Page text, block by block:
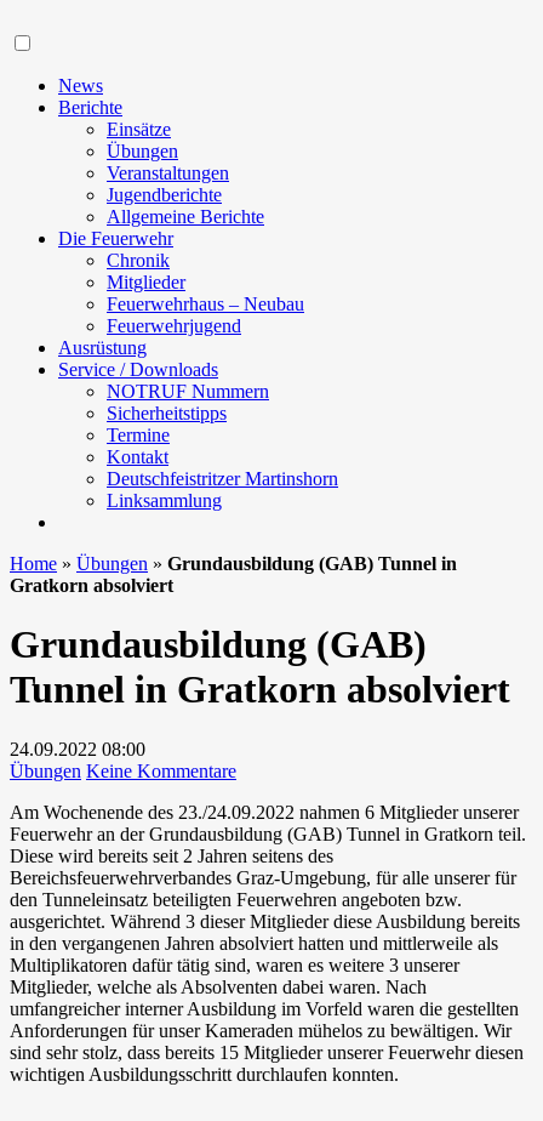
News
Berichte
Einsätze
Übungen
Veranstaltungen
Jugendberichte
Allgemeine Berichte
Die Feuerwehr
Chronik
Mitglieder
Feuerwehrhaus – Neubau
Feuerwehrjugend
Ausrüstung
Service / Downloads
NOTRUF Nummern
Sicherheitstipps
Termine
Kontakt
Deutschfeistritzer Martinshorn
Linksammlung
Home » Übungen » Grundausbildung (GAB) Tunnel in
Gratkorn absolviert
Grundausbildung (GAB)
Tunnel in Gratkorn absolviert
24.09.2022 08:00
Übungen Keine Kommentarezu
(GAB)
Tunnel
in
Gratkorn
absolviert
Am Wochenende des 23./24.09.2022 nahmen 6 Mitglieder unserer
Feuerwehr an der Grundausbildung (GAB) Tunnel in Gratkorn teil.
Diese wird bereits seit 2 Jahren seitens des
Bereichsfeuerwehrverbandes Graz-Umgebung, für alle unserer für
den Tunneleinsatz beteiligten Feuerwehren angeboten bzw.
ausgerichtet. Während 3 dieser Mitglieder diese Ausbildung bereits
in den vergangenen Jahren absolviert hatten und mittlerweile als
Multiplikatoren dafür tätig sind, waren es weitere 3 unserer
Mitglieder, welche als Absolventen dabei waren. Nach
umfangreicher interner Ausbildung im Vorfeld waren die gestellten
Anforderungen für unser Kameraden mühelos zu bewältigen. Wir
sind sehr stolz, dass bereits 15 Mitglieder unserer Feuerwehr diesen
wichtigen Ausbildungsschritt durchlaufen konnten.